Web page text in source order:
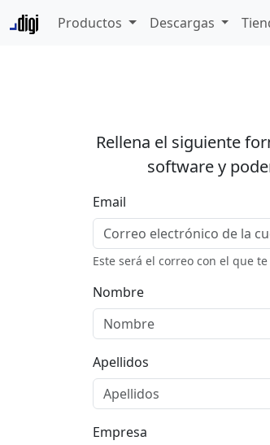
Productos Descargas
Rellena el siguiente
software y
Email
Este será el correo con el que
Nombre
Apellidos
Empresa